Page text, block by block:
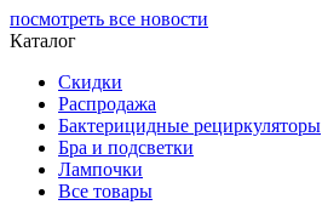
посмотреть все новости
Каталог
Скидки
Распродажа
Бактерицидные рециркуляторы
Бра и подсветки
Лампочки
Все товары